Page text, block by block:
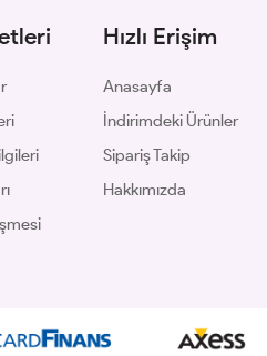
Hızlı Erişim
Anasayfa
İndirimdeki Ürünler
Sipariş Takip
Hakkımızda